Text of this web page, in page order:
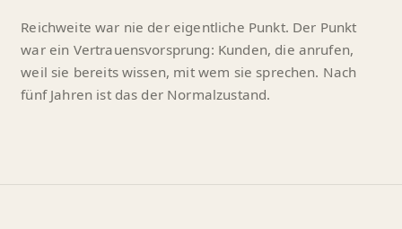
Reichweite war nie der eigentliche Punkt. Der Punkt
war ein Vertrauensvorsprung: Kunden, die anrufen,
weil sie bereits wissen, mit wem sie sprechen. Nach
fünf Jahren ist das der Normalzustand.